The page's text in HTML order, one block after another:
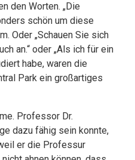
den Worten. „Die
schön um diese
Oder „Schauen Sie sich
an.“ oder „Als ich für ein
habe, waren die
Park ein großartiges
Professor Dr.
dazu fähig sein konnte,
er die Professur